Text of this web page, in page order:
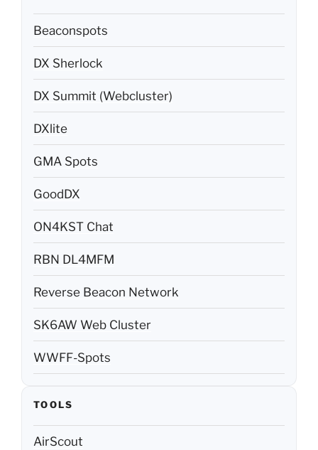
Beaconspots
DX Sherlock
DX Summit (Webcluster)
DXlite
GMA Spots
GoodDX
ON4KST Chat
RBN DL4MFM
Reverse Beacon Network
SK6AW Web Cluster
WWFF-Spots
TOOLS
AirScout